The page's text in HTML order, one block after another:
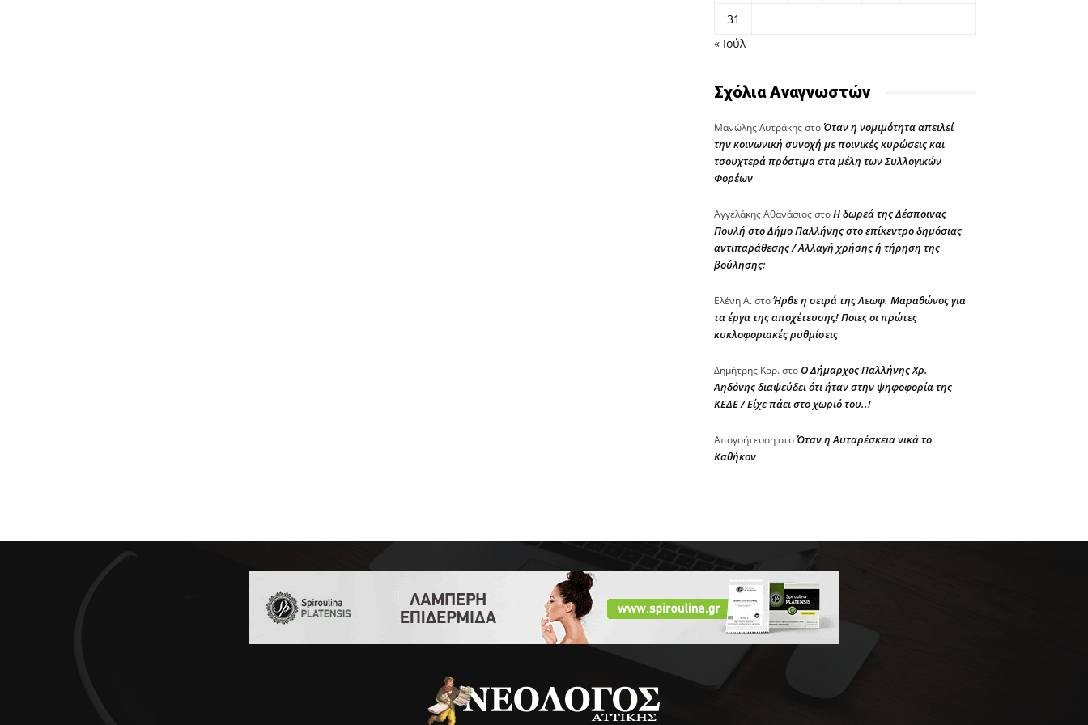
31
« Ιούλ
Σχόλια Αναγνωστών
Μανώλης ΛυτράκηςστοΌταν η νομιμότητα απειλεί
την κοινωνική συνοχή με ποινικές κυρώσεις και
τσουχτερά πρόστιμα στα μέλη των Συλλογικών
Φορέων
Αγγελάκης ΑθανάσιοςστοΗ δωρεά της Δέσποινας
Πουλή στο Δήμο Παλλήνης στο επίκεντρο δημόσιας
αντιπαράθεσης / Αλλαγή χρήσης ή τήρηση της
βούλησης;
Ελένη Α.στοΉρθε η σειρά της Λεωφ. Μαραθώνος για
τα έργα της αποχέτευσης! Ποιες οι πρώτες
κυκλοφοριακές ρυθμίσεις
Δημήτρης Καρ.στοΟ Δήμαρχος Παλλήνης Χρ.
Αηδόνης διαψεύδει ότι ήταν στην ψηφοφορία της
ΚΕΔΕ / Είχε πάει στο χωριό του..!
ΑπογοήτευσηστοΌταν η Αυταρέσκεια νικά το
Καθήκον